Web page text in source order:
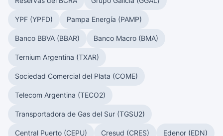
YPF (YPFD) Pampa Energía (PAMP)
Banco BBVA (BBAR) Banco Macro (BMA)
Ternium Argentina (TXAR)
Sociedad Comercial del Plata (COME)
Telecom Argentina (TECO2)
Transportadora de Gas del Sur (TGSU2)
Central Puerto (CEPU) Cresud (CRES) Edenor (EDN)